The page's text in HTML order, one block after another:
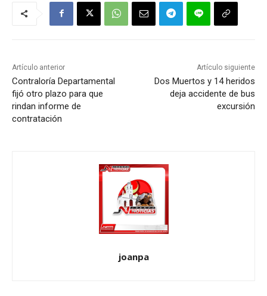
Artículo anterior
Contraloría Departamental
fijó otro plazo para que
rindan informe de
contratación
Artículo siguiente
Dos Muertos y 14 heridos
deja accidente de bus
excursión
joanpa